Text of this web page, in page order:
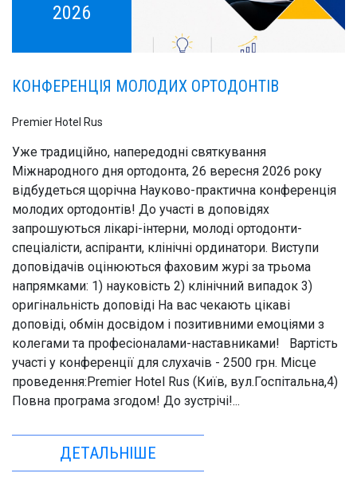
2026
КОНФЕРЕНЦІЯ МОЛОДИХ ОРТОДОНТІВ
Premier Hotel Rus
Уже традиційно, напередодні святкування
Міжнародного дня ортодонта, 26 вересня 2026 року
відбудеться щорічна Науково-практична конференція
молодих ортодонтів! До участі в доповідях
запрошуються лікарі-інтерни, молоді ортодонти-
спеціалісти, аспіранти, клінічні ординатори. Виступи
доповідачів оцінюються фаховим журі за трьома
напрямками: 1) науковість 2) клінічний випадок 3)
оригінальність доповіді На вас чекають цікаві
доповіді, обмін досвідом і позитивними емоціями з
колегами та професіоналами-наставниками! Вартість
участі у конференції для слухачів - 2500 грн. Місце
проведення:Premier Hotel Rus (Київ, вул.Госпітальна,4)
Повна програма згодом! До зустрічі!...
ДЕТАЛЬНІШЕ